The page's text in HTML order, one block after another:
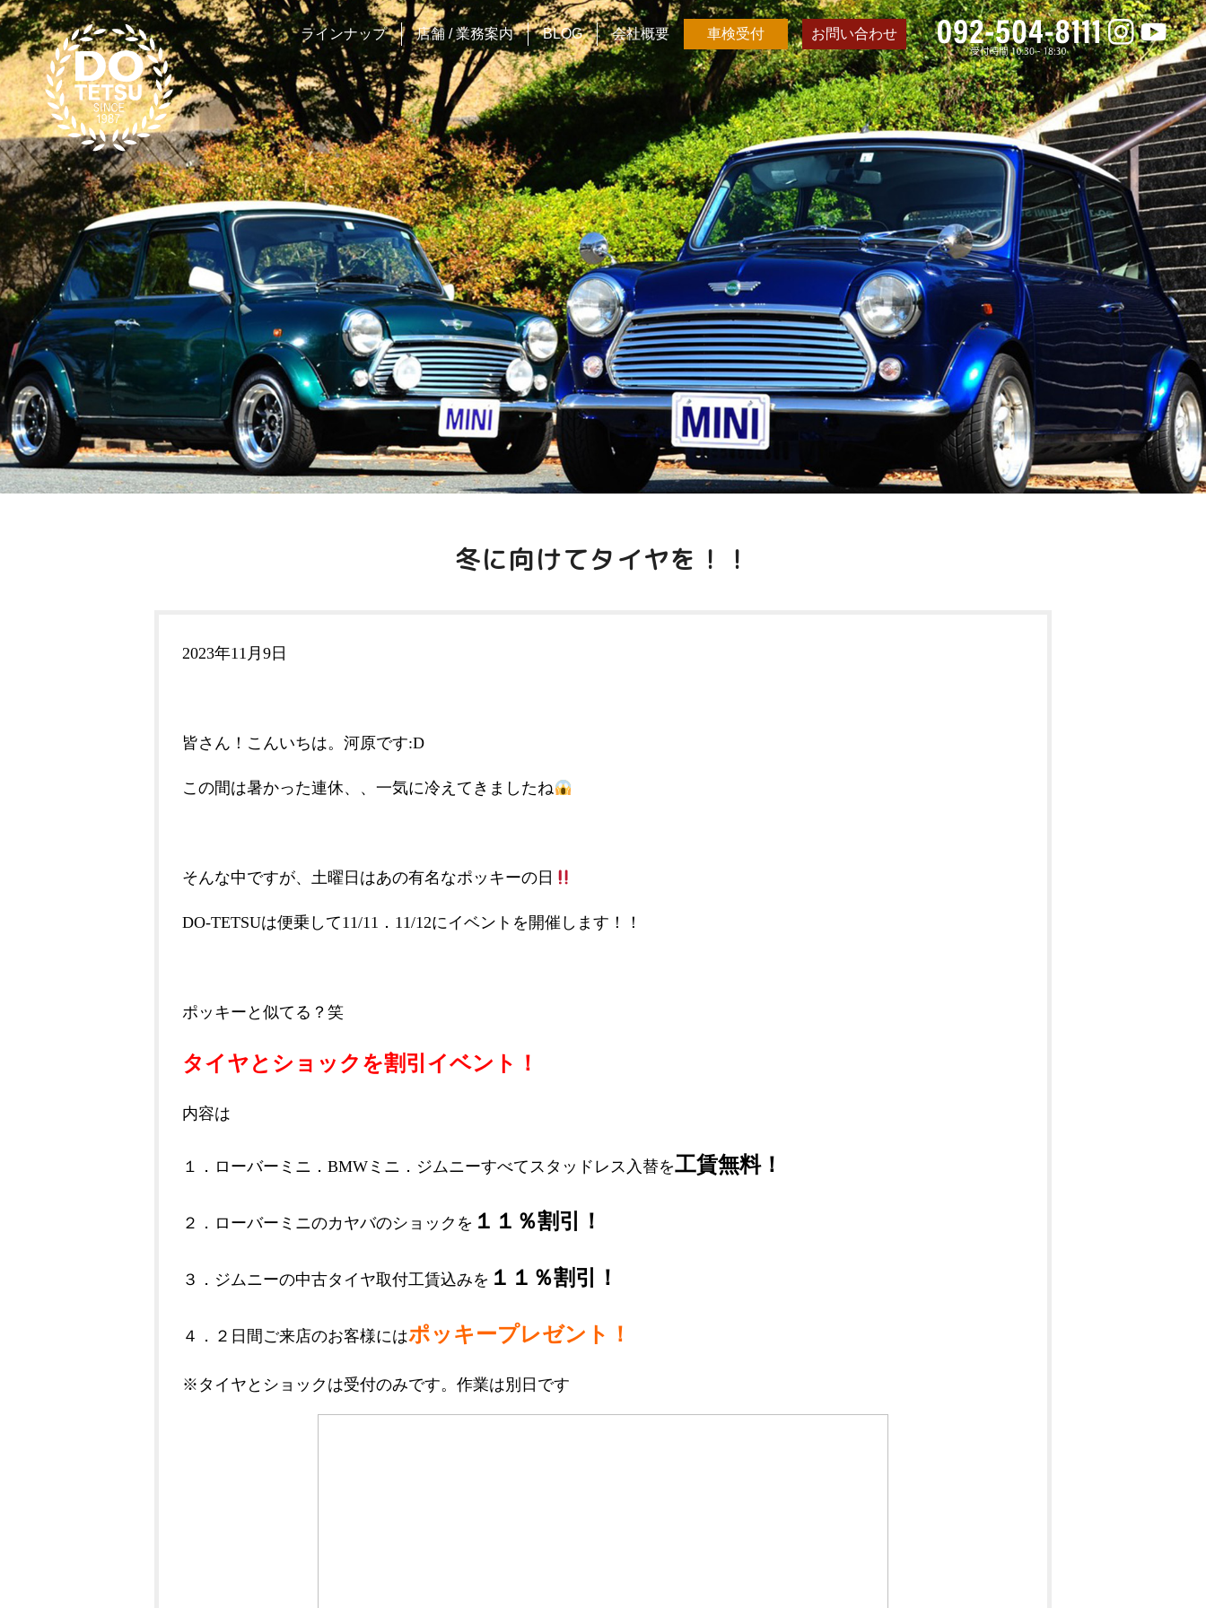
ラインナップ 店舗 / 業務案内 BLOG 会社概要 車検受付 お問い合わせ
冬に向けてタイヤを！！
2023年11月9日
皆さん！こんいちは。河原です:D
この間は暑かった連休、、一気に冷えてきましたね
そんな中ですが、土曜日はあの有名なポッキーの日
DO-TETSUは便乗して11/11．11/12にイベントを開催します！！
ポッキーと似てる？笑
タイヤとショックを割引イベント ！
内容は
１．ローバーミニ．BMWミニ．ジムニーすべてスタッドレス入替を工賃無料！
２．ローバーミニのカヤバのショックを １１％割引！
３．ジムニーの中古タイヤ取付工賃込みを １１％割引！
４．２日間ご来店のお客様にはポッキープレゼント！
※タイヤとショックは受付のみです。作業は別日です